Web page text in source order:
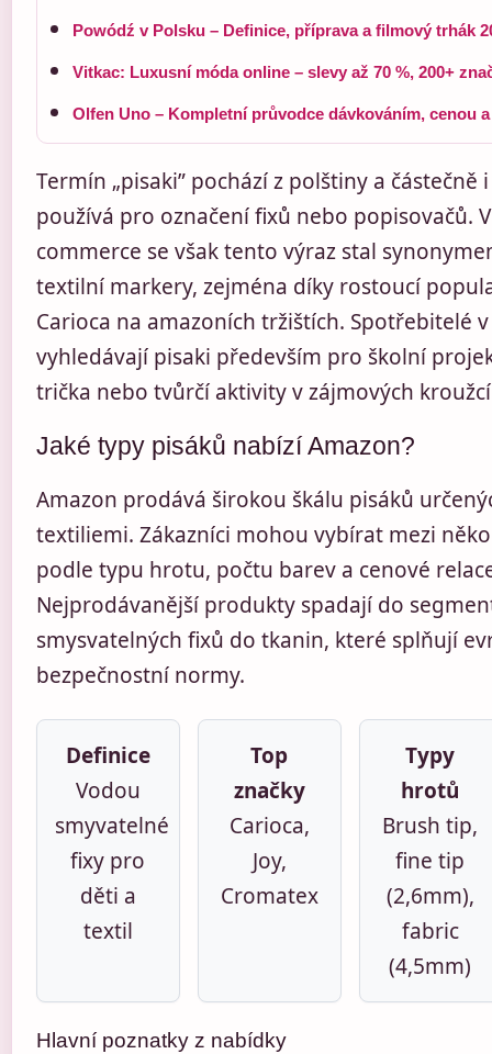
Powódź v Polsku – Definice, příprava a filmový trhák
Vitkac: Luxusní móda online – slevy až 70 %, 200+
Olfen Uno – Kompletní průvodce dávkováním, cenou
Termín „pisaki” pochází z polštiny a částečně
používá pro označení fixů nebo popisovačů.
commerce se však tento výraz stal
textilní markery, zejména díky rostoucí
Carioca na amazoních tržištích. Spotřebitelé v
vyhledávají pisaki především pro školní
trička nebo tvůrčí aktivity v zájmových
Jaké typy pisáků nabízí Amazon?
Amazon prodává širokou škálu pisáků
textiliemi. Zákazníci mohou vybírat mezi
podle typu hrotu, počtu barev a cenové
Nejprodávanější produkty spadají do
smysvatelných fixů do tkanin, které splňují
bezpečnostní normy.
Definice
Vodou
smyvatelné
fixy pro
děti a
textil
Top
značky
Carioca,
Joy,
Cromatex
Typy
hrotů
Brush tip,
fine tip
(2,6mm),
fabric
(4,5mm)
Hlavní poznatky z nabídky